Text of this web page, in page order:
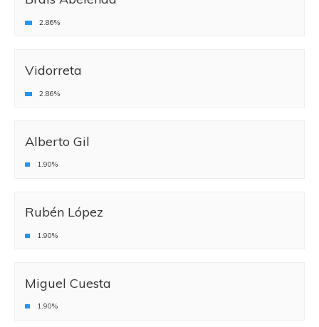
2.86%
Vidorreta
2.86%
Alberto Gil
1.90%
Rubén López
1.90%
Miguel Cuesta
1.90%